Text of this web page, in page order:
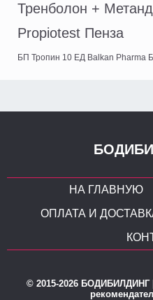
Тренболон +
Propiotest Пенза
БП Тропин 10 ЕД Balkan Pharma
НА ГЛАВНУЮ
ОПЛАТА И
© 2015-2026 БОДИБИЛДИНГ